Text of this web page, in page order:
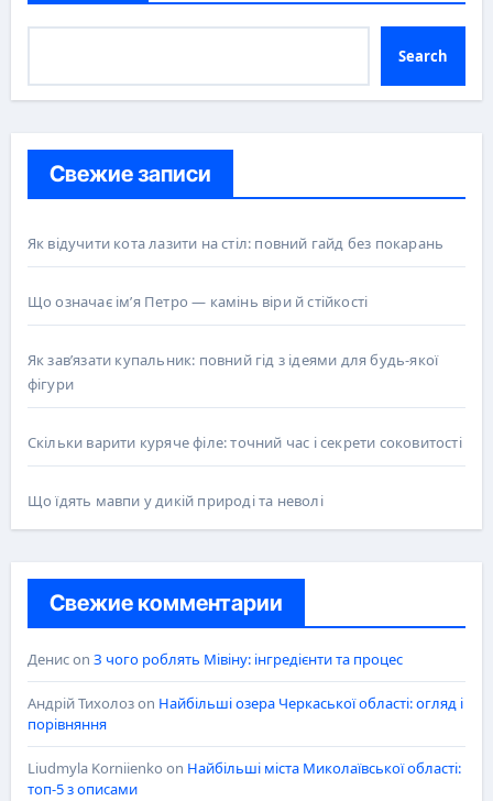
Search
Свежие записи
Як відучити кота лазити на стіл: повний гайд без покарань
Що означає ім’я Петро — камінь віри й стійкості
Як зав’язати купальник: повний гід з ідеями для будь-якої
фігури
Скільки варити куряче філе: точний час і секрети соковитості
Що їдять мавпи у дикій природі та неволі
Свежие комментарии
Денисon З чого роблять Мівіну: інгредієнти та процес
Андрій Тихолозon Найбільші озера Черкаської області: огляд і
порівняння
Liudmyla Korniienko on Найбільші міста Миколаївської області:
топ-5 з описами